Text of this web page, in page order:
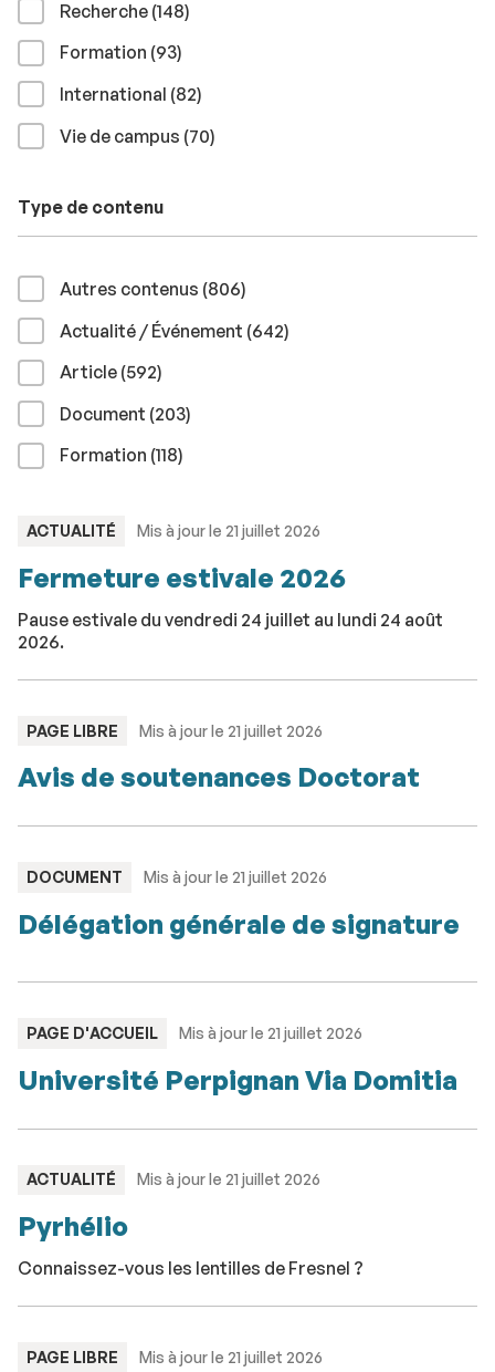
Recherche (148résultats
)
Formation (93résultats
)
International (82résultats
)
Vie de campus (70résultats
)
Type de contenu
Autres contenus (806résultats
)
Actualité / Événement (642résultats
)
Article (592résultats
)
Document (203résultats
)
Formation (118résultats
)
TYPE
ACTUALITÉ Mis à jour le 21 juillet 2026
Fermeture estivale 2026
Pause estivale du vendredi 24 juillet au lundi 24 août
2026.
TYPE
PAGE LIBRE Mis à jour le 21 juillet 2026
Avis de soutenances Doctorat
TYPE
DOCUMENT Mis à jour le 21 juillet 2026
Délégation générale de signature
TYPE
PAGE D'ACCUEIL Mis à jour le 21 juillet 2026
Université Perpignan Via Domitia
TYPE
ACTUALITÉ Mis à jour le 21 juillet 2026
Pyrhélio
Connaissez-vous les lentilles de Fresnel ?
TYPE
PAGE LIBRE Mis à jour le 21 juillet 2026